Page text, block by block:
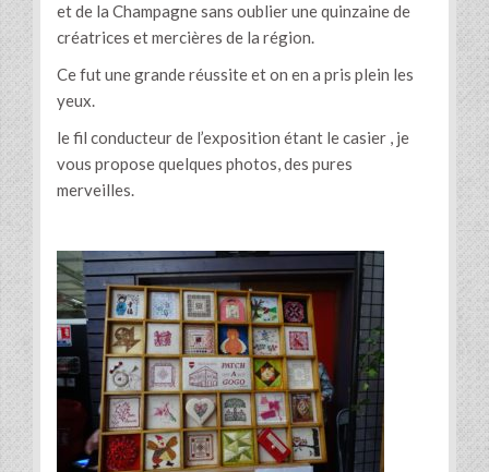
et de la Champagne sans oublier une quinzaine de
créatrices et mercières de la région.
Ce fut une grande réussite et on en a pris plein les
yeux.
le fil conducteur de l’exposition étant le casier , je
vous propose quelques photos, des pures
merveilles.